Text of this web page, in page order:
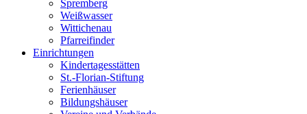
Spremberg
Weißwasser
Wittichenau
Pfarreifinder
Einrichtungen
Kindertagesstätten
St.-Florian-Stiftung
Ferienhäuser
Bildungshäuser